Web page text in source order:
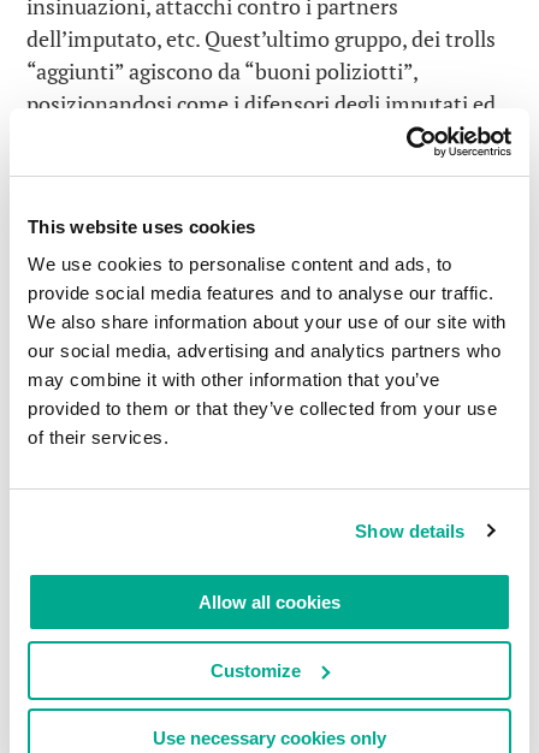
This website uses cookies
We use cookies to personalise content and ads, to
provide social media features and to analyse our traffic.
We also share information about your use of our site with
our social media, advertising and analytics partners who
may combine it with other information that you’ve
provided to them or that they’ve collected from your use
of their services.
Show details
Allow all cookies
Customize
Use necessary cookies only
dell’imputato, etc. Quest’ultimo gruppo, dei trolls
“aggiunti” agiscono da “buoni poliziotti”,
posizionandosi come i difensori degli imputati ed
andando contro i trolls “militanti”. Facendo un
“aggiunti” appaiono sulla scena offrendo
l’opportunità di unirsi al loro pool di brevetti per
una somma molto più ragionevole che quella
spropositata richiesta dai trolls “militanti”. Così
avviene che il troll aggiunto firma un accordo di
licenza con il cattivo troll “militante” per quello
stesso brevetto. Per quanto ne sappiamo, le tariffe
possono oscillare tra decine di migliaia di dollari e
diversi milioni di dollari. La più grande cifra di cui
Questa cifra potrebbe essere perfino maggiore.
Io dissi ai nostril avvocati nel 2008 che noi di
non avremmo fatto marcia indietro – ci
saremmo presentati di fronte alla corte e
avremmo lottato contro di loro, giocandoci fino